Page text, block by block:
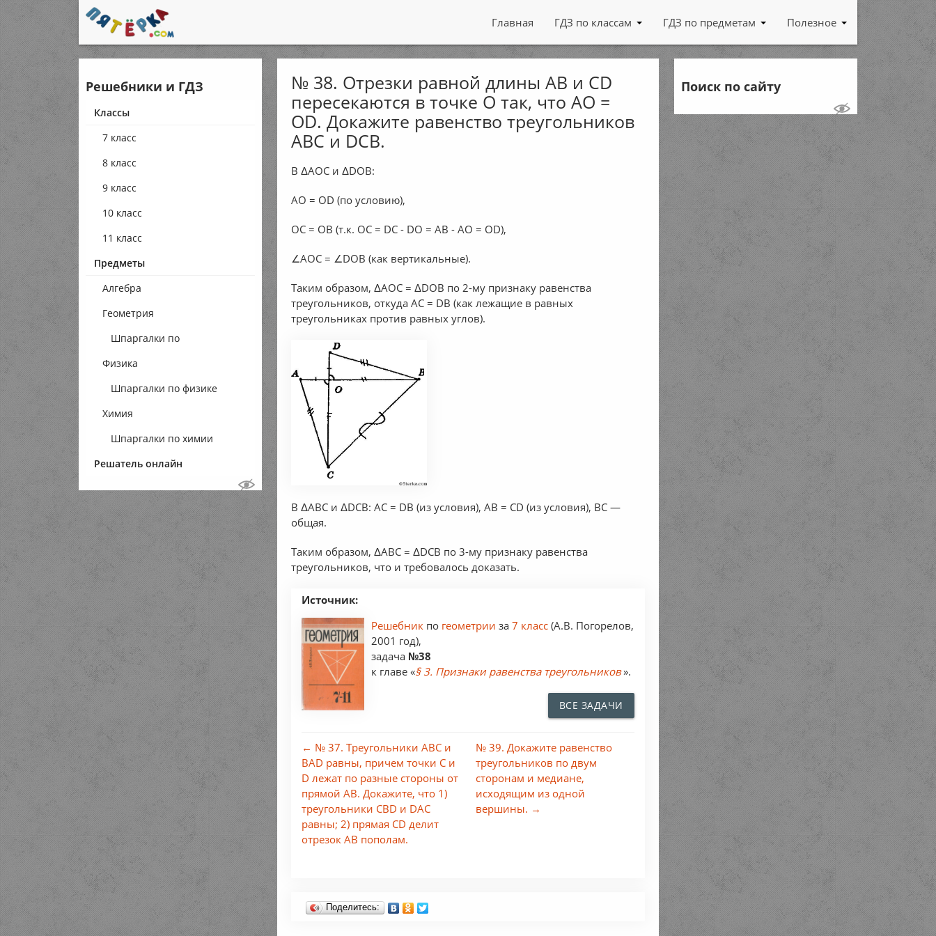
Главная ГДЗ по классам ГДЗ по предметам Полезное
Решебники и ГДЗ
Классы
7 класс
8 класс
9 класс
10 класс
11 класс
Предметы
Алгебра
Геометрия
Шпаргалки по
геометрии
Физика
Шпаргалки по физике
Химия
Шпаргалки по химии
Решатель онлайн
№ 38. Отрезки равной длины АВ и CD
пересекаются в точке О так, что АО =
OD. Докажите равенство треугольников
АВС и DCB.
В ΔAОС и ΔDOB:
AO = OD (по условию),
ОС = ОВ (т.к. ОС = DC - DO = AB - AO = OD),
∠АОС = ∠DOB (как вертикальные).
Таким образом, ΔАОС = ΔDOB по 2-му признаку равенства
треугольников, откуда АС = DB (как лежащие в равных
треугольниках против равных углов).
В ΔАВС и ΔDCB: AC = DB (из условия), AB = CD (из условия), ВС —
общая.
Таким образом, ΔАВС = ΔDCB по 3-му признаку равенства
треугольников, что и требовалось доказать.
Источник:
Решебник по геометрииза7 класс (А.В. Погорелов,
2001 год),
задача №38
к главе «§ 3. Признаки равенства треугольников».
ВСЕ ЗАДАЧИ
← № 37. Треугольники АВС и
BAD равны, причем точки С и
D лежат по разные стороны от
прямой АВ. Докажите, что 1)
треугольники CBD и DAC
равны; 2) прямая CD делит
отрезок АВ пополам.
№ 39. Докажите равенство
треугольников по двум
сторонам и медиане,
исходящим из одной
вершины. →
Поделитесь:
Поиск по сайту